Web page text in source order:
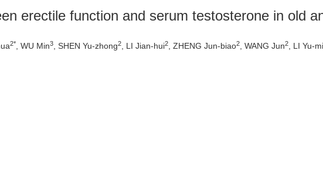
erectile function and serum testosterone in old
2* , WU Min3 , SHEN Yu-zhong2 , LI Jian-hui2 , ZHENG Jun-biao2 , WANG Jun2 , LI Yu-